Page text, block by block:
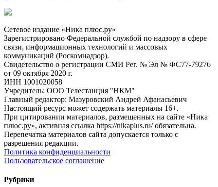
Сетевое издание «Ника плюс.ру»
Зарегистрировано Федеральной службой по надзору в сфере
связи, информационных технологий и массовых
коммуникаций (Роскомнадзор).
Свидетельство о регистрации СМИ Рег. № Эл № ФС77-79276
от 09 октября 2020 г.
ИНН 1001020058
Учредитель: ООО Телестанция "НКМ"
Главный редактор: Мазуровский Андрей Афанасьевич
Настоящий ресурс может содержать материалы 16+.
При цитировании материалов, размещенных на сайте «Ника
плюс.ру», активная ссылка https://nikaplus.ru/ обязательна.
Перепечатка материалов сайта допускается только с
разрешения редакции.
Политика конфиденциальности
Пользовательское соглашение
Рубрики